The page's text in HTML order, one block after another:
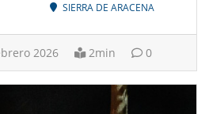
SIERRA DE ARACENA
2026 2min 0